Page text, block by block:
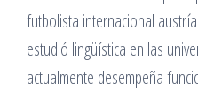
futbolista internacional
estudió lingüística en las
actualmente desempeña